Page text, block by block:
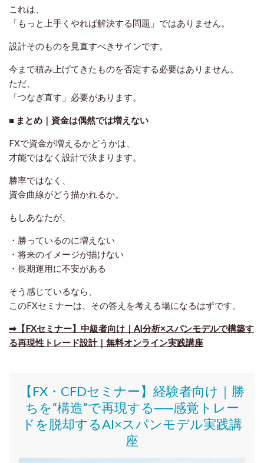
これは、
「もっと上手くやれば解決する問題」ではありません。
設計そのものを見直すべきサインです。
今まで積み上げてきたものを否定する必要はありません。
ただ、
「つなぎ直す」必要があります。
■ まとめ｜資金は偶然では増えない
FXで資金が増えるかどうかは、
才能ではなく設計で決まります。
勝率ではなく、
資金曲線がどう描かれるか。
もしあなたが、
・勝っているのに増えない
・将来のイメージが描けない
・長期運用に不安がある
そう感じているなら、
このFXセミナーは、その答えを考える場になるはずです。
➡【FXセミナー】中級者向け｜AI分析×スパンモデルで構築す
る再現性トレード設計｜無料オンライン実践講座
【FX・CFDセミナー】 経験者向け｜ 勝
ちを“構造”で再現する──感覚トレー
ドを脱却するAI×スパンモデル実践講
座